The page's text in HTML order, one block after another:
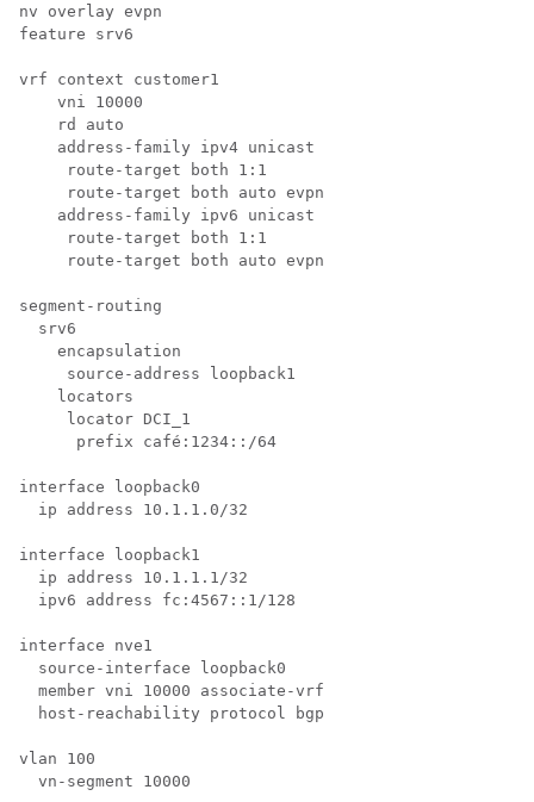
nv overlay evpn
feature srv6
vrf context customer1
    vni 10000
    rd auto
    address-family ipv4 unicast
     route-target both 1:1
     route-target both auto evpn
    address-family ipv6 unicast
     route-target both 1:1
     route-target both auto evpn
segment-routing
  srv6
    encapsulation
     source-address loopback1
    locators
     locator DCI_1
      prefix café:1234::/64
interface loopback0
  ip address 10.1.1.0/32
interface loopback1
  ip address 10.1.1.1/32
  ipv6 address fc:4567::1/128
interface nve1
  source-interface loopback0
  member vni 10000 associate-vrf
  host-reachability protocol bgp
vlan 100
  vn-segment 10000